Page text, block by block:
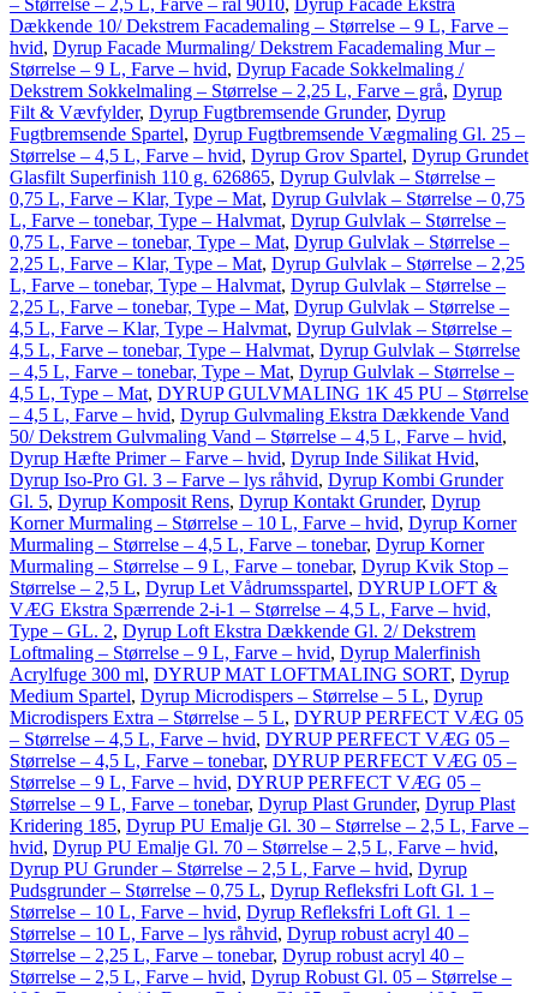
– Størrelse – 2,5 L, Farve – ral 9010, Dyrup Facade Ekstra
Dækkende 10/ Dekstrem Facademaling – Størrelse – 9 L, Farve –
hvid, Dyrup Facade Murmaling/ Dekstrem Facademaling Mur –
Størrelse – 9 L, Farve – hvid, Dyrup Facade Sokkelmaling /
Dekstrem Sokkelmaling – Størrelse – 2,25 L, Farve – grå, Dyrup
Filt & Vævfylder, Dyrup Fugtbremsende Grunder, Dyrup
Fugtbremsende Spartel, Dyrup Fugtbremsende Vægmaling Gl. 25 –
Størrelse – 4,5 L, Farve – hvid, Dyrup Grov Spartel, Dyrup Grundet
Glasfilt Superfinish 110 g. 626865, Dyrup Gulvlak – Størrelse –
0,75 L, Farve – Klar, Type – Mat, Dyrup Gulvlak – Størrelse – 0,75
L, Farve – tonebar, Type – Halvmat, Dyrup Gulvlak – Størrelse –
0,75 L, Farve – tonebar, Type – Mat, Dyrup Gulvlak – Størrelse –
2,25 L, Farve – Klar, Type – Mat, Dyrup Gulvlak – Størrelse – 2,25
L, Farve – tonebar, Type – Halvmat, Dyrup Gulvlak – Størrelse –
2,25 L, Farve – tonebar, Type – Mat, Dyrup Gulvlak – Størrelse –
4,5 L, Farve – Klar, Type – Halvmat, Dyrup Gulvlak – Størrelse –
4,5 L, Farve – tonebar, Type – Halvmat, Dyrup Gulvlak – Størrelse
– 4,5 L, Farve – tonebar, Type – Mat, Dyrup Gulvlak – Størrelse –
4,5 L, Type – Mat, DYRUP GULVMALING 1K 45 PU – Størrelse
– 4,5 L, Farve – hvid, Dyrup Gulvmaling Ekstra Dækkende Vand
50/ Dekstrem Gulvmaling Vand – Størrelse – 4,5 L, Farve – hvid,
Dyrup Hæfte Primer – Farve – hvid, Dyrup Inde Silikat Hvid,
Dyrup Iso-Pro Gl. 3 – Farve – lys råhvid, Dyrup Kombi Grunder
Gl. 5, Dyrup Komposit Rens, Dyrup Kontakt Grunder, Dyrup
Korner Murmaling – Størrelse – 10 L, Farve – hvid, Dyrup Korner
Murmaling – Størrelse – 4,5 L, Farve – tonebar, Dyrup Korner
Murmaling – Størrelse – 9 L, Farve – tonebar, Dyrup Kvik Stop –
Størrelse – 2,5 L, Dyrup Let Vådrumsspartel, DYRUP LOFT &
VÆG Ekstra Spærrende 2-i-1 – Størrelse – 4,5 L, Farve – hvid,
Type – GL. 2, Dyrup Loft Ekstra Dækkende Gl. 2/ Dekstrem
Loftmaling – Størrelse – 9 L, Farve – hvid, Dyrup Malerfinish
Acrylfuge 300 ml, DYRUP MAT LOFTMALING SORT, Dyrup
Medium Spartel, Dyrup Microdispers – Størrelse – 5 L, Dyrup
Microdispers Extra – Størrelse – 5 L, DYRUP PERFECT VÆG 05
– Størrelse – 4,5 L, Farve – hvid, DYRUP PERFECT VÆG 05 –
Størrelse – 4,5 L, Farve – tonebar, DYRUP PERFECT VÆG 05 –
Størrelse – 9 L, Farve – hvid, DYRUP PERFECT VÆG 05 –
Størrelse – 9 L, Farve – tonebar, Dyrup Plast Grunder, Dyrup Plast
Kridering 185, Dyrup PU Emalje Gl. 30 – Størrelse – 2,5 L, Farve –
hvid, Dyrup PU Emalje Gl. 70 – Størrelse – 2,5 L, Farve – hvid,
Dyrup PU Grunder – Størrelse – 2,5 L, Farve – hvid, Dyrup
Pudsgrunder – Størrelse – 0,75 L, Dyrup Refleksfri Loft Gl. 1 –
Størrelse – 10 L, Farve – hvid, Dyrup Refleksfri Loft Gl. 1 –
Størrelse – 10 L, Farve – lys råhvid, Dyrup robust acryl 40 –
Størrelse – 2,25 L, Farve – tonebar, Dyrup robust acryl 40 –
Størrelse – 2,5 L, Farve – hvid, Dyrup Robust Gl. 05 – Størrelse –